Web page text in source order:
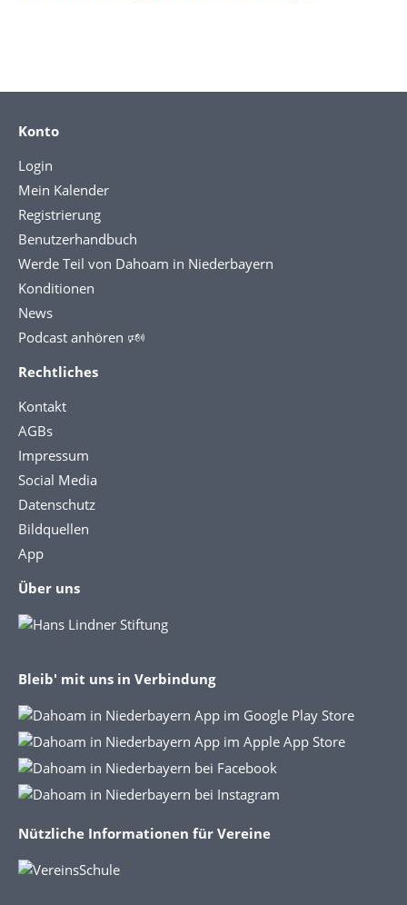
Konto
Login
Mein Kalender
Registrierung
Benutzerhandbuch
Werde Teil von Dahoam in Niederbayern
Konditionen
News
Podcast anhören 🕬
Rechtliches
Kontakt
AGBs
Impressum
Social Media
Datenschutz
Bildquellen
App
Über uns
Bleib' mit uns in Verbindung
Nützliche Informationen für Vereine